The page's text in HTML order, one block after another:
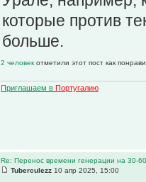
которые против
больше.
2 человек отметили этот пост как
Приглашаем в Португалию
Re: Перенос времени генерации на 30-
Tuberculezz 10 апр 2025, 15:00